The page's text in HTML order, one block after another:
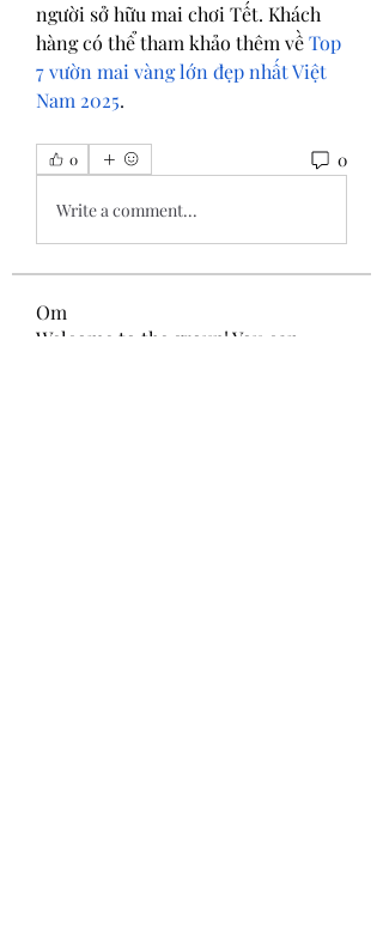
người sở hữu mai chơi Tết. Khách
hàng có thể tham khảo thêm về Top
7 vườn mai vàng lớn đẹp nhất Việt
Nam 2025.
0 0
Write a comment...
Om
Welcome to the group! You can